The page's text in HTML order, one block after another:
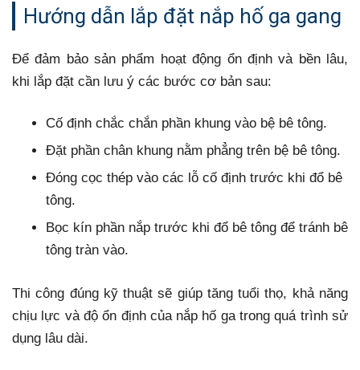
Hướng dẫn lắp đặt nắp hố ga gang
Để đảm bảo sản phẩm hoạt động ổn định và bền lâu,
khi lắp đặt cần lưu ý các bước cơ bản sau:
Cố định chắc chắn phần khung vào bệ bê tông.
Đặt phần chân khung nằm phẳng trên bệ bê tông.
Đóng cọc thép vào các lỗ cố định trước khi đổ bê
tông.
Bọc kín phần nắp trước khi đổ bê tông để tránh bê
tông tràn vào.
Thi công đúng kỹ thuật sẽ giúp tăng tuổi thọ, khả năng
chịu lực và độ ổn định của nắp hố ga trong quá trình sử
dụng lâu dài.